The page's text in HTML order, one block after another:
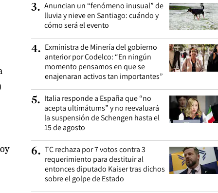
3. Anuncian un “fenómeno inusual” de
lluvia y nieve en Santiago: cuándo y
cómo será el evento
4. Exministra de Minería del gobierno
anterior por Codelco: “En ningún
momento pensamos en que se
enajenaran activos tan importantes”
5. Italia responde a España que “no
acepta ultimátums” y no reevaluará
la suspensión de Schengen hasta el
15 de agosto
6. TC rechaza por 7 votos contra 3
requerimiento para destituir al
entonces diputado Kaiser tras dichos
sobre el golpe de Estado